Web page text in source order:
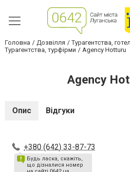
Головна Дозвілля
Турагентства,
Турагентства, турфірми
Agency Hotturu
Agency
Опис Відгуки
+380 (642) 33-87-73
Будь ласка, скажіть,
що дізналися номер